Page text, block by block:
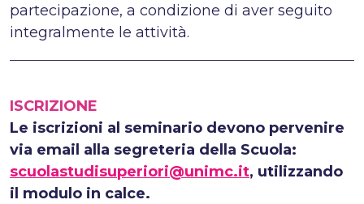
partecipazione, a condizione di aver seguito
integralmente le attività.
ISCRIZIONE
Le iscrizioni al seminario devono pervenire
via email alla segreteria della Scuola:
scuolastudisuperiori@unimc.it, utilizzando
il modulo in calce.